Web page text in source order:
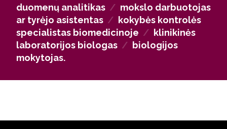
duomenų analitikas / mokslo darbuotojas
ar tyrėjo asistentas / kokybės kontrolės
specialistas biomedicinoje / klinikinės
laboratorijos biologas / biologijos
mokytojas.